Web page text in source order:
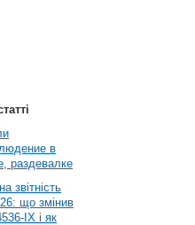
в
раздевалке
звітність
що змінив
IX і як